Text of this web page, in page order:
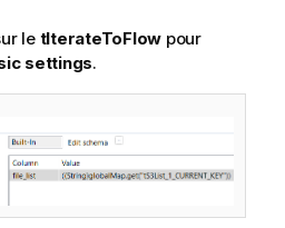
le tIterateToFlow pour
settings.